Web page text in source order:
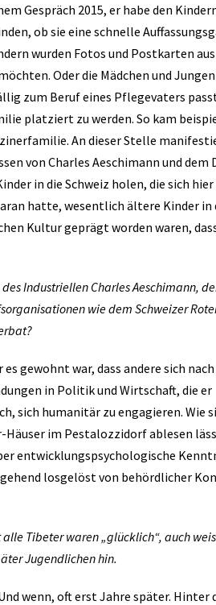
Gespräch 2015, er habe den
ob sie eine schnelle
wurden Fotos und Postkarten
Oder die Mädchen und
zum Beruf eines Pflegevaters
platziert zu werden. So kam
An dieser Stelle
von Charles Aeschimann und dem
in die Schweiz holen, die sich
hatte, wesentlich ältere Kinder in
Kultur geprägt worden waren,
Industriellen Charles Aeschimann,
wie dem Schweizer
gewohnt war, dass andere sich
in Politik und Wirtschaft, die er
sich humanitär zu engagieren. Wie
im Pestalozzidorf ablesen
entwicklungspsychologische
losgelöst von behördlicher
Tibeter waren „glücklich“, auch
Jugendlichen hin.
wenn, oft erst Jahre später. Hinter